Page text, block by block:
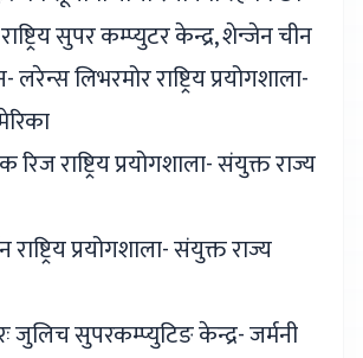
सुपर कम्प्युटर केन्द्र, शेन्जेन चीन
लिभरमोर राष्ट्रिय प्रयोगशाला-
राष्ट्रिय प्रयोगशाला- संयुक्त राज्य
राष्ट्रिय प्रयोगशाला- संयुक्त राज्य
जुलिच सुपरकम्प्युटिङ केन्द्र- जर्मनी